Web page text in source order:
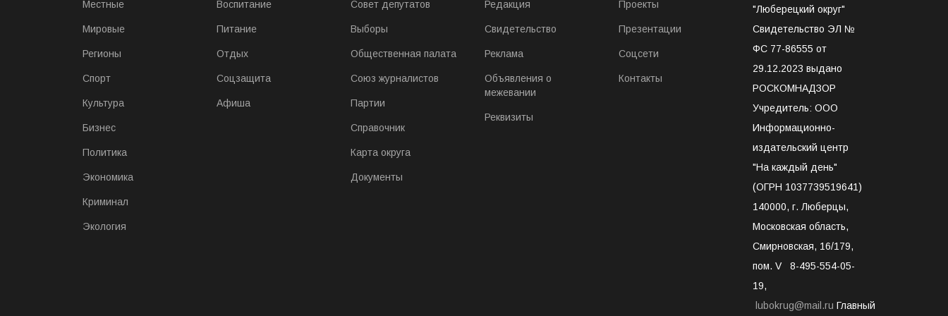
Местные
Мировые
Регионы
Спорт
Культура
Бизнес
Политика
Экономика
Криминал
Экология
Воспитание
Питание
Отдых
Соцзащита
Афиша
Совет депутатов
Выборы
Общественная палата
Союз журналистов
Партии
Справочник
Карта округа
Документы
Редакция
Свидетельство
Реклама
Объявления о
межевании
Реквизиты
Проекты
Презентации
Соцсети
Контакты
"Люберецкий округ"
Свидетельство ЭЛ №
ФС 77-86555 от
29.12.2023 выдано
РОСКОМНАДЗОР
Учредитель: ООО
Информационно-
издательский центр
"На каждый день"
(ОГРН 1037739519641)
140000, г. Люберцы,
Московская область,
Смирновская, 16/179,
пом. V 8-495-554-05-
19,
lubokrug@mail.ru Главный